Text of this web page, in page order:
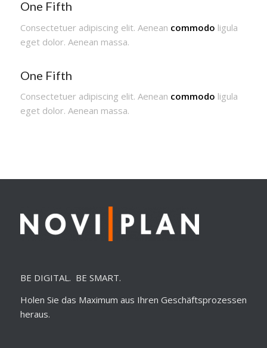
One Fifth
Consectetuer adipiscing elit. Aenean commodo ligula
eget dolor. Aenean massa.
One Fifth
Consectetuer adipiscing elit. Aenean commodo ligula
eget dolor. Aenean massa.
BE DIGITAL. BE SMART.
Holen Sie das Maximum aus Ihren Geschäftsprozessen
heraus.